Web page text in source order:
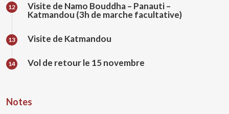
12
Visite de Namo Bouddha – Panauti –
Katmandou (3h de marche facultative)
13 Visite de Katmandou
14 Vol de retour le 15 novembre
Notes